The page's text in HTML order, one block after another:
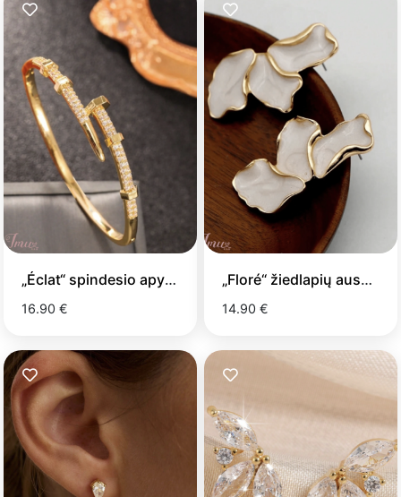
„Éclat“ spindesio apyrankė
16.90 €
„Floré“ žiedlapių auskarai
14.90 €